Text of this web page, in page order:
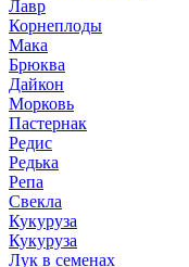
Лавр
Корнеплоды
Мака
Брюква
Дайкон
Морковь
Пастернак
Редис
Редька
Репа
Свекла
Кукуруза
Кукуруза
Лук в семенах